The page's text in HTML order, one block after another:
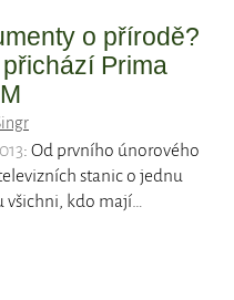
o přírodě?
Prima
: Od prvního únorového
stanic o jednu
všichni, kdo mají…